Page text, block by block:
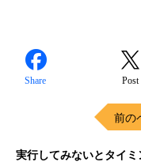
Share Post
前の
実行してみないとタイ